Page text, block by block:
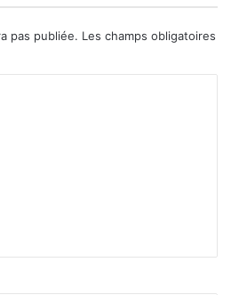
pas publiée. Les champs obligatoires